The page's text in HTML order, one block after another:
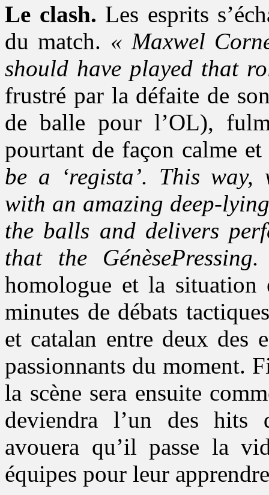
Le clash. Les esprits
du match. « Maxwel
should have played that
frustré par la défaite de
de balle pour l’OL),
pourtant de façon calme
be a ‘regista’. This way,
with an amazing deep-
the balls and delivers
that the
homologue et la situation
minutes de débats
et catalan entre deux des
passionnants du moment.
la scène sera ensuite
deviendra l’un des hits
avouera qu’il passe la
équipes pour leur